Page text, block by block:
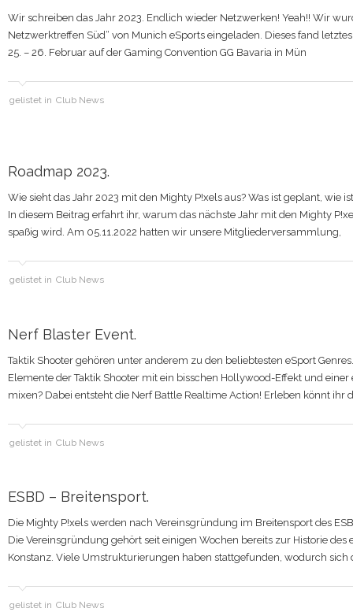
Wir schreiben das Jahr 2023. Endlich wieder Netzwerken! Yeah!! Wir
Netzwerktreffen Süd“ von Munich eSports eingeladen. Dieses fand
25. – 26. Februar auf der Gaming Convention GG Bavaria in Mün
gelistet in Club News
Roadmap 2023.
Wie sieht das Jahr 2023 mit den Mighty P!xels aus? Was ist geplant, wie
In diesem Beitrag erfahrt ihr, warum das nächste Jahr mit den Mighty
spaßig wird. Am 05.11.2022 hatten wir unsere Mitgliederversammlung,
gelistet in Club News
Nerf Blaster Event.
Taktik Shooter gehören unter anderem zu den beliebtesten eSport
Elemente der Taktik Shooter mit ein bisschen Hollywood-Effekt und
mixen? Dabei entsteht die Nerf Battle Realtime Action! Erleben könnt ihr
gelistet in Club News
ESBD – Breitensport.
Die Mighty P!xels werden nach Vereinsgründung im Breitensport des
Die Vereinsgründung gehört seit einigen Wochen bereits zur Historie des
Konstanz. Viele Umstrukturierungen haben stattgefunden, wodurch sich
gelistet in Club News